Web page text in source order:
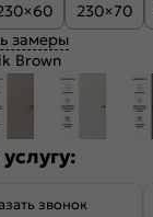
230×70
замеры
Brown
звонок